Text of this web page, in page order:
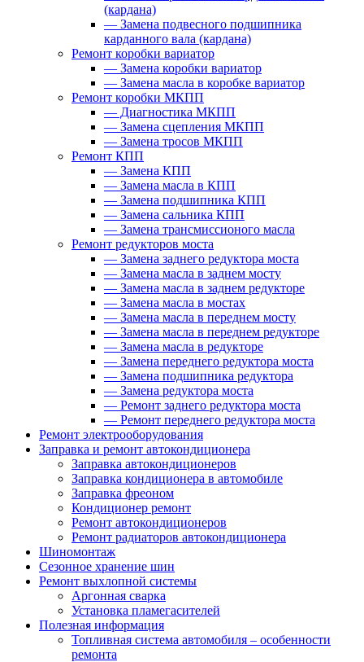
(кардана)
— Замена подвесного подшипника
карданного вала (кардана)
Ремонт коробки вариатор
— Замена коробки вариатор
— Замена масла в коробке вариатор
Ремонт коробки МКПП
— Диагностика МКПП
— Замена сцепления МКПП
— Замена тросов МКПП
Ремонт КПП
— Замена КПП
— Замена масла в КПП
— Замена подшипника КПП
— Замена сальника КПП
— Замена трансмиссионого масла
Ремонт редукторов моста
— Замена заднего редуктора моста
— Замена масла в заднем мосту
— Замена масла в заднем редукторе
— Замена масла в мостах
— Замена масла в переднем мосту
— Замена масла в переднем редукторе
— Замена масла в редукторе
— Замена переднего редуктора моста
— Замена подшипника редуктора
— Замена редуктора моста
— Ремонт заднего редуктора моста
— Ремонт переднего редуктора моста
Ремонт электрооборудования
Заправка и ремонт автокондиционера
Заправка автокондиционеров
Заправка кондиционера в автомобиле
Заправка фреоном
Кондиционер ремонт
Ремонт автокондиционеров
Ремонт радиаторов автокондиционера
Шиномонтаж
Сезонное хранение шин
Ремонт выхлопной системы
Аргонная сварка
Установка пламегасителей
Полезная информация
Топливная система автомобиля – особенности
ремонта